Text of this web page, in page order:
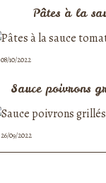
Pâtes à la
08/10/2022
Sauce poivrons
26/09/2022